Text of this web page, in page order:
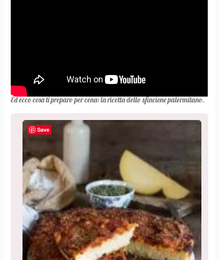
Ed ecco cosa ti preparo per cena: la ricetta dello sfincione palermitano.
Save